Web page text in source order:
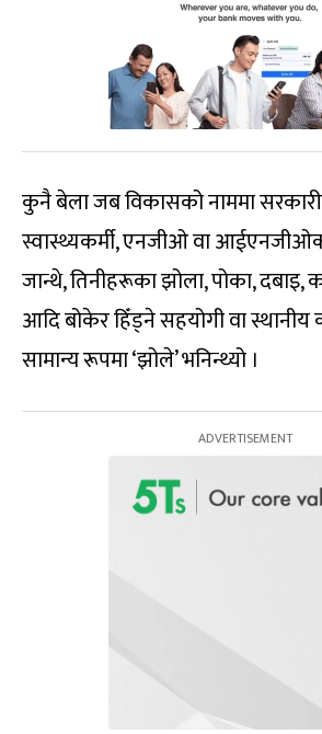
कुनै बेला जब विकासको नाममा सरकारी
स्वास्थ्यकर्मी, एनजीओ वा
जान्थे, तिनीहरूका झोला, पोका,
आदि बोकेर हिँड्ने सहयोगी वा
सामान्य रूपमा ‘झोले’ भनिन्थ्यो ।